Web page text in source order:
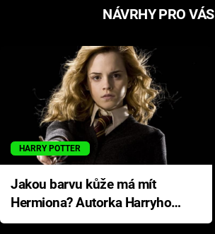
NÁVRHY PRO VÁS
HARRY POTTER
Jakou barvu kůže má mít
Hermiona? Autorka Harryho
Pottera přišla s ráznou